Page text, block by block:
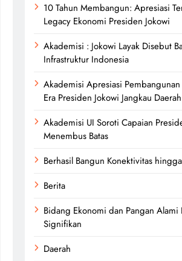
10 Tahun Membangun: Apresiasi
Legacy Ekonomi Presiden Jokowi
Akademisi : Jokowi Layak Disebut
Infrastruktur Indonesia
Akademisi Apresiasi
Era Presiden Jokowi Jangkau
Akademisi UI Soroti Capaian
Menembus Batas
Berhasil Bangun Konektivitas
Berita
Bidang Ekonomi dan Pangan Alami
Signifikan
Daerah